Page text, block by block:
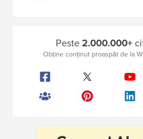
principală
Peste2.000.000+
Obține conținut proaspăt de la